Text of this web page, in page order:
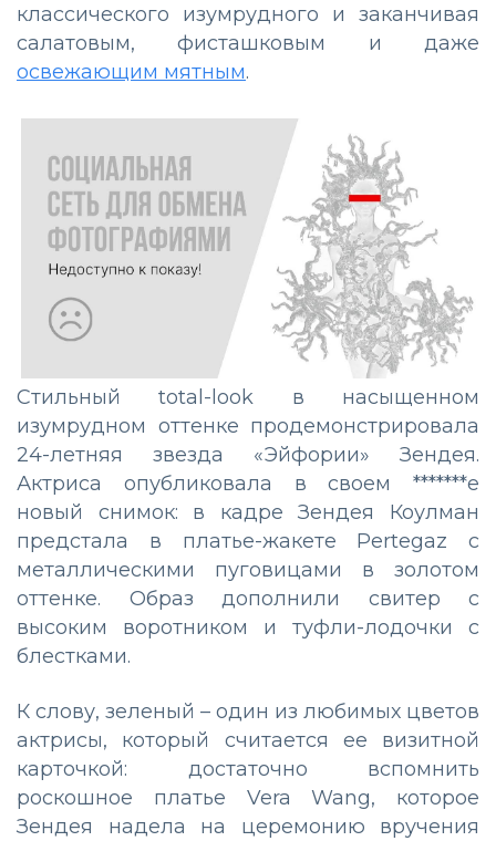
классического изумрудного и заканчивая
салатовым, фисташковым и даже
освежающим мятным.
Стильный total-look в насыщенном
изумрудном оттенке продемонстрировала
24-летняя звезда «Эйфории» Зендея.
Актриса опубликовала в своем *******е
новый снимок: в кадре Зендея Коулман
предстала в платье-жакете Pertegaz с
металлическими пуговицами в золотом
оттенке. Образ дополнили свитер с
высоким воротником и туфли-лодочки с
блестками.
К слову, зеленый – один из любимых цветов
актрисы, который считается ее визитной
карточкой: достаточно вспомнить
роскошное платье Vera Wang, которое
Зендея надела на церемонию вручения